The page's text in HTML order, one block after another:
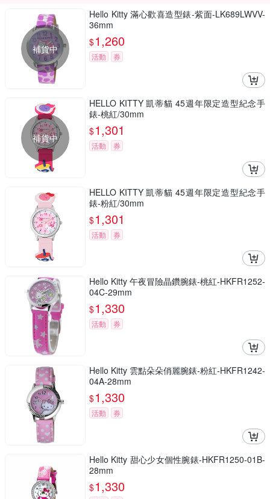
補貨中
Hello Kitty 滿心歡喜造型錶-紫面-LK689LWVV-
36mm
$1,260
活動 券
補貨中
HELLO KITTY 凱蒂貓 45週年限定造型紀念手
錶-桃紅/30mm
$1,301
活動 券
HELLO KITTY 凱蒂貓 45週年限定造型紀念手
錶-粉紅/30mm
$1,301
活動 券
Hello Kitty 午夜冒險晶鑽腕錶-桃紅-HKFR1252-
04C-29mm
$1,330
活動 券
Hello Kitty 雲點朵朵俏麗腕錶-粉紅-HKFR1242-
04A-28mm
$1,330
活動 券
Hello Kitty 甜心少女個性腕錶-HKFR1250-01B-
28mm
$1,330